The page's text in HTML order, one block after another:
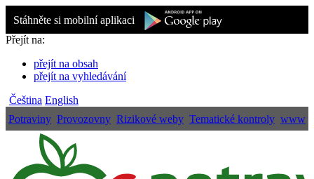
Stáhněte si mobilní aplikaci
Přejít na:
přejít na obsah
přejít na vyhledávání
Čeština English
Potraviny Provozovny Rizikové weby Tematické kontroly www